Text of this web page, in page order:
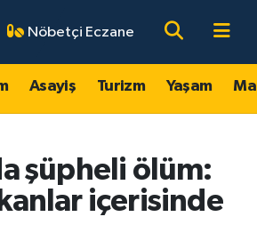
Nöbetçi Eczane
Asayiş Turizm Yaşam
şüpheli ölüm:
içerisinde
Eczaneler
Durumu
Vakitleri
Yoğunluk Haritası